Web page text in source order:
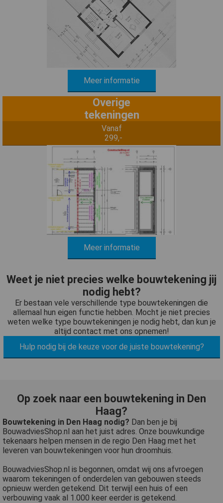
Meer informatie
Overige
tekeningen
Vanaf
299,-
Meer informatie
Weet je niet precies welke bouwtekening jij
nodig hebt?
Er bestaan vele verschillende type bouwtekeningen die
allemaal hun eigen functie hebben. Mocht je niet precies
weten welke type bouwtekeningen je nodig hebt, dan kun je
altijd contact met ons opnemen!
Hulp nodig bij de keuze voor de juiste bouwtekening?
Op zoek naar een bouwtekening in Den
Haag?
Bouwtekening in Den Haag nodig? Dan ben je bij
BouwadviesShop.nl aan het juist adres. Onze bouwkundige
tekenaars helpen mensen in de regio Den Haag met het
leveren van bouwtekeningen voor hun droomhuis.
BouwadviesShop.nl is begonnen, omdat wij ons afvroegen
waarom tekeningen of onderdelen van gebouwen steeds
opnieuw werden getekend. Dit terwijl een huis of een
verbouwing vaak al 1.000 keer eerder is getekend.